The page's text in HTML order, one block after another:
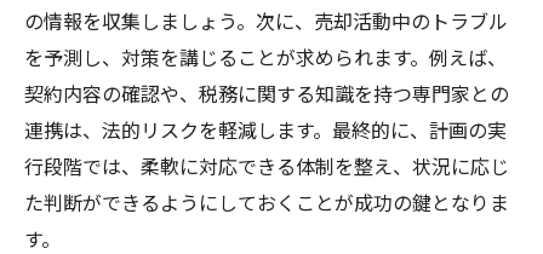
の情報を収集しましょう。次に、売却活動中のトラブル
を予測し、対策を講じることが求められます。例えば、
契約内容の確認や、税務に関する知識を持つ専門家との
連携は、法的リスクを軽減します。最終的に、計画の実
行段階では、柔軟に対応できる体制を整え、状況に応じ
た判断ができるようにしておくことが成功の鍵となりま
す。